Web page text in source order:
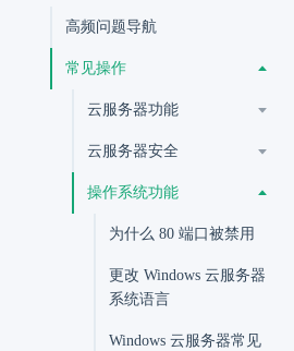
高频问题导航
常见操作
云服务器功能
云服务器安全
操作系统功能
为什么 80 端口被禁用
更改 Windows 云服务器
系统语言
Windows 云服务器常见